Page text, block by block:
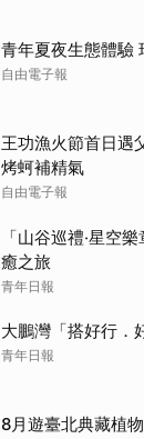
青年夏夜生態體驗
自由電子報
王功漁火節首日遇
烤蚵補精氣
自由電子報
「山谷巡禮‧星空
癒之旅
青年日報
大鵬灣「搭好行．
青年日報
8月遊臺北典藏植